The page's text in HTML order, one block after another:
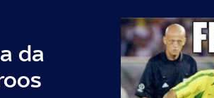
da